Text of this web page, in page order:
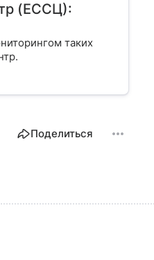
(ЕССЦ):
таких
Поделиться